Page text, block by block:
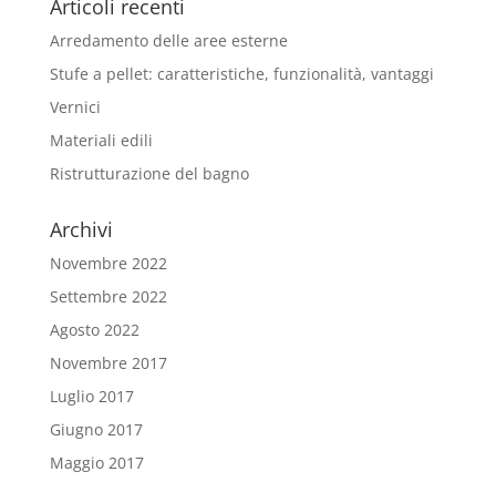
Articoli recenti
Arredamento delle aree esterne
Stufe a pellet: caratteristiche, funzionalità, vantaggi
Vernici
Materiali edili
Ristrutturazione del bagno
Archivi
Novembre 2022
Settembre 2022
Agosto 2022
Novembre 2017
Luglio 2017
Giugno 2017
Maggio 2017